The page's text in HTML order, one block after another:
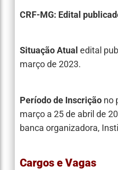
CRF-MG: Edital
Situação Atual edital
março de 2023.
Período de Inscrição no
março a 25 de abril de
banca organizadora,
Cargos e Vagas